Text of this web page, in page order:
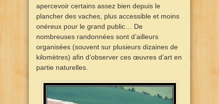
apercevoir certains assez bien depuis le
plancher des vaches, plus accessible et moins
onéreux pour le grand public… De
nombreuses randonnées sont d’ailleurs
organisées (souvent sur plusieurs dizaines de
kilomètres) afin d’observer ces œuvres d’art en
partie naturelles.